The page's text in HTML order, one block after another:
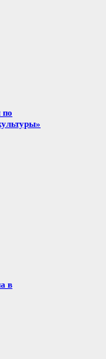
по
в